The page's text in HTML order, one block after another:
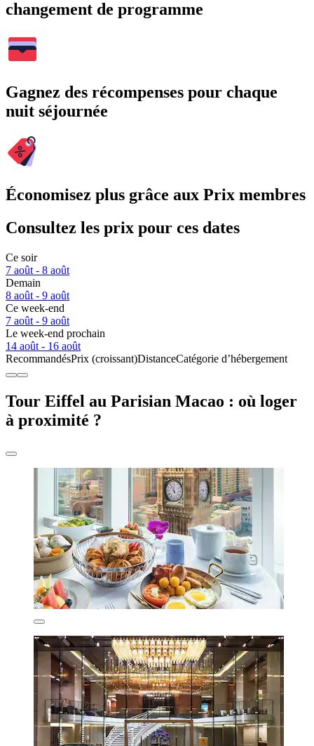
changement de programme
Gagnez des récompenses pour chaque
nuit séjournée
Économisez plus grâce aux Prix membres
Consultez les prix pour ces dates
Ce soir
7 août - 8 août
Demain
8 août - 9 août
Ce week-end
7 août - 9 août
Le week-end prochain
14 août - 16 août
RecommandésPrix (croissant)DistanceCatégorie d’hébergement
Tour Eiffel au Parisian Macao : où loger
à proximité ?